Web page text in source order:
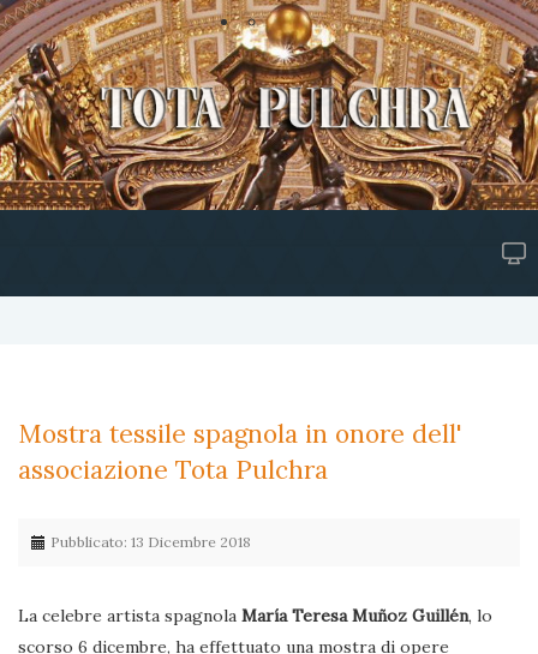
Mostra tessile spagnola in onore dell'
associazione Tota Pulchra
Pubblicato: 13 Dicembre 2018
La celebre artista spagnola María Teresa Muñoz Guillén, lo
scorso 6 dicembre, ha effettuato una mostra di opere